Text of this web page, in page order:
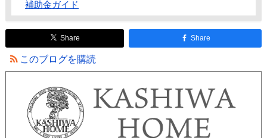
補助金ガイド
Share Share
このブログを購読